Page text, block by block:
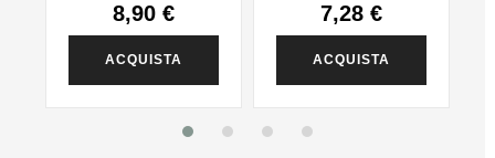
8,90 €
ACQUISTA
7,28 €
ACQUISTA